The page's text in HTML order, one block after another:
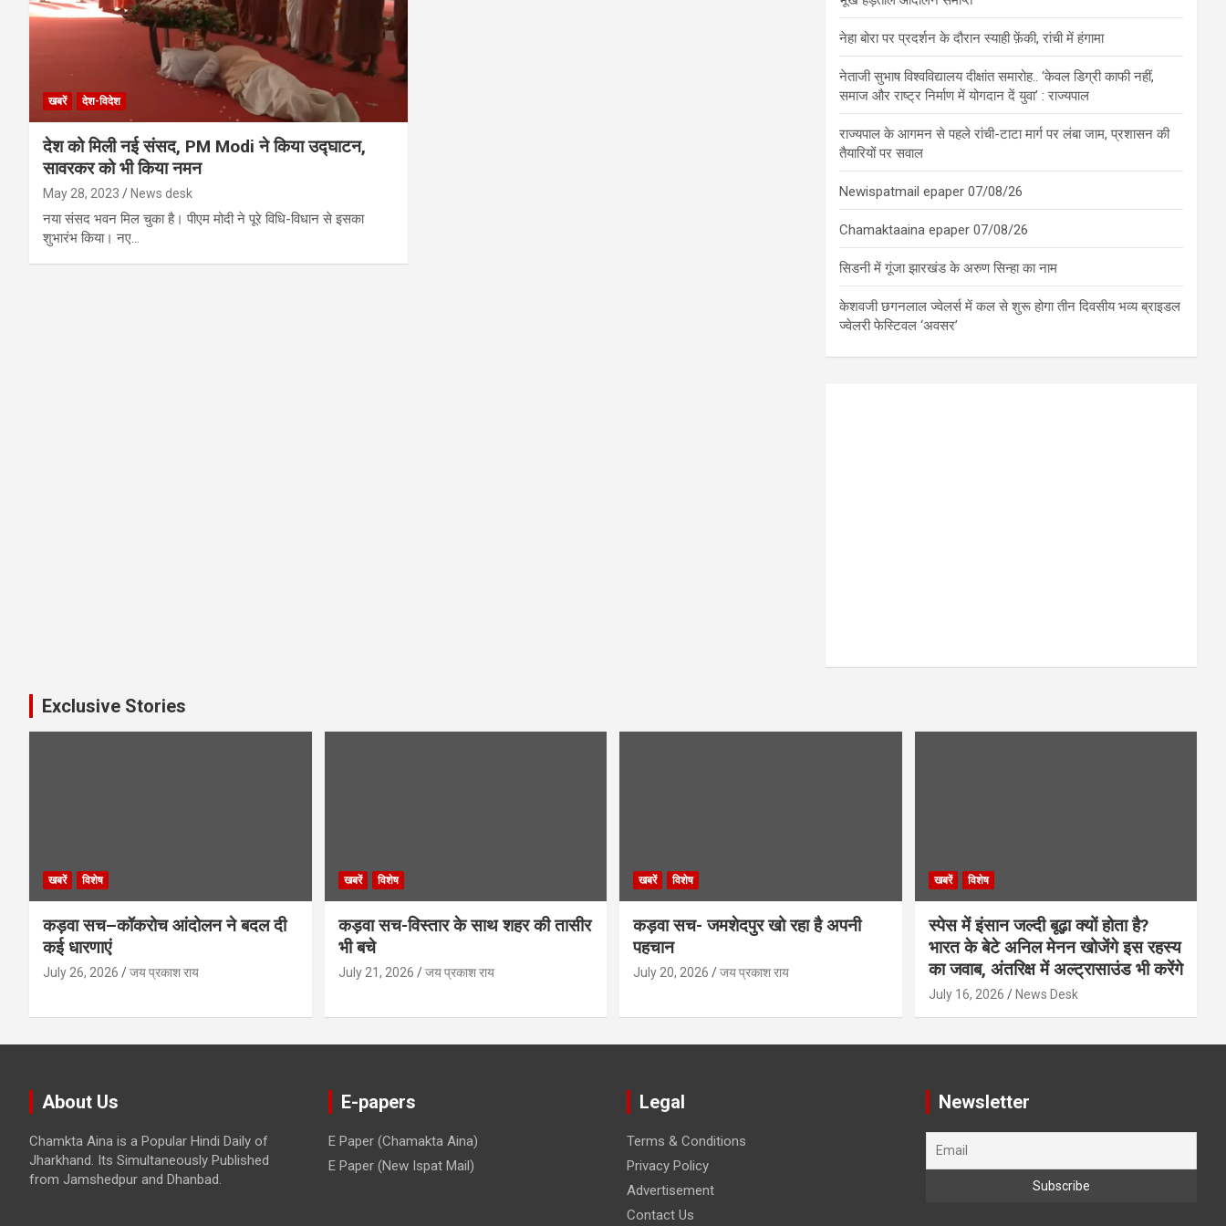
खबरें देश-विदेश
देश को मिली नई संसद, PM Modi ने किया उद्घाटन,
सावरकर को भी किया नमन
May 28, 2023 News desk
नया संसद भवन मिल चुका है। पीएम मोदी ने पूरे विधि-विधान से इसका
शुभारंभ किया। नए…
नेहा बोरा पर प्रदर्शन के दौरान स्याही फ़ेंकी, रांची में हंगामा
नेताजी सुभाष विश्वविद्यालय दीक्षांत समारोह.. ‘केवल डिग्री काफी नहीं,
समाज और राष्ट्र निर्माण में योगदान दें युवा’ : राज्यपाल
राज्यपाल के आगमन से पहले रांची-टाटा मार्ग पर लंबा जाम, प्रशासन की
तैयारियों पर सवाल
Newispatmail epaper 07/08/26
Chamaktaaina epaper 07/08/26
सिडनी में गूंजा झारखंड के अरुण सिन्हा का नाम
केशवजी छगनलाल ज्वेलर्स में कल से शुरू होगा तीन दिवसीय भव्य ब्राइडल
ज्वेलरी फेस्टिवल ‘अवसर’
Exclusive Stories
खबरें विशेष
कड़वा सच–कॉकरोच आंदोलन ने बदल दी
कई धारणाएं
July 26, 2026 जय प्रकाश राय
खबरें विशेष
कड़वा सच-विस्तार के साथ शहर की तासीर
भी बचे
July 21, 2026 जय प्रकाश राय
खबरें विशेष
कड़वा सच- जमशेदपुर खो रहा है अपनी
पहचान
July 20, 2026 जय प्रकाश राय
खबरें विशेष
स्पेस में इंसान जल्दी बूढ़ा क्यों होता है?
भारत के बेटे अनिल मेनन खोजेंगे इस रहस्य
का जवाब, अंतरिक्ष में अल्ट्रासाउंड भी करेंगे
July 16, 2026 News Desk
About Us
Chamkta Aina is a Popular Hindi Daily of
Jharkhand. Its Simultaneously Published
from Jamshedpur and Dhanbad.
E-papers
E Paper (Chamakta Aina)
E Paper (New Ispat Mail)
Legal
Terms & Conditions
Privacy Policy
Advertisement
Contact Us
Newsletter